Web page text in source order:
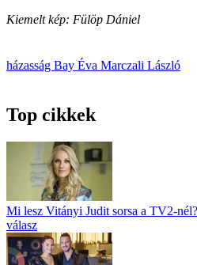
Kiemelt kép: Fülöp Dániel
házasság Bay Éva Marczali László
Top cikkek
Mi lesz Vitányi Judit sorsa a TV2-
válasz